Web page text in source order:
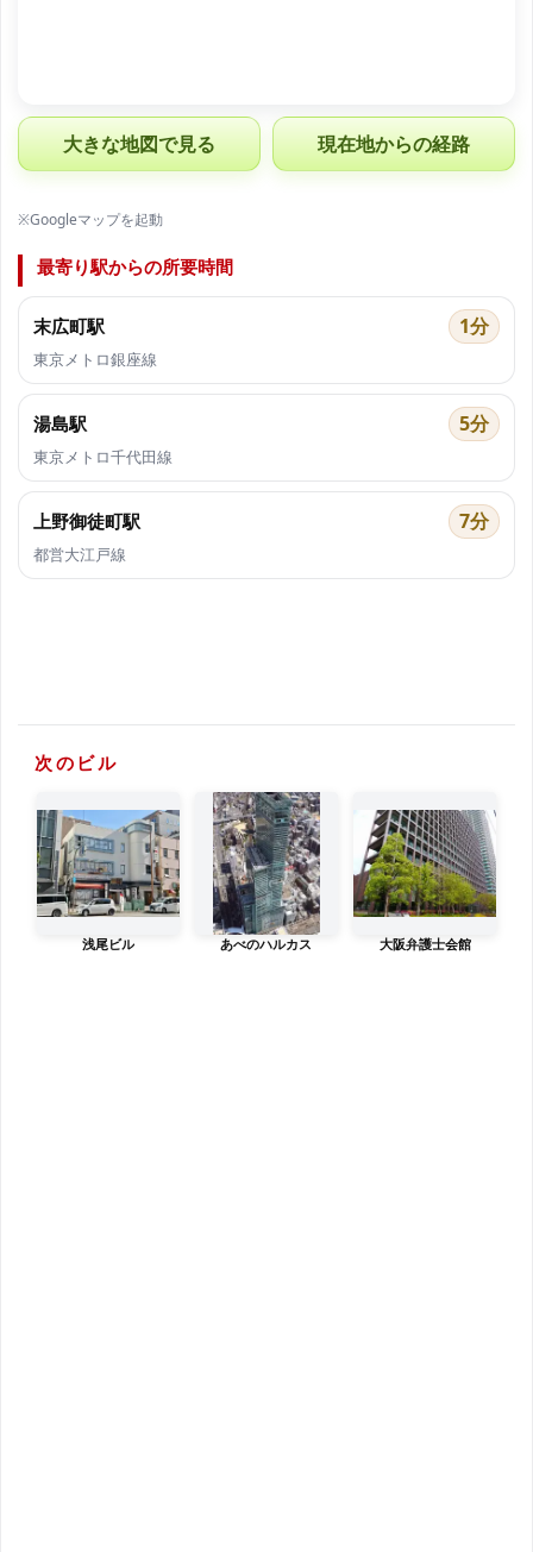
大きな地図で見る 現在地からの経路
※Googleマップを起動
最寄り駅からの所要時間
末広町駅 1分
東京メトロ銀座線
湯島駅 5分
東京メトロ千代田線
上野御徒町駅 7分
都営大江戸線
次のビル
浅尾ビル あべのハルカス 大阪弁護士会館